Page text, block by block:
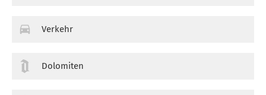
Verkehr
Dolomiten